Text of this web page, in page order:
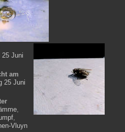
25 Juni
am
25 Juni
,
,
Vluyn